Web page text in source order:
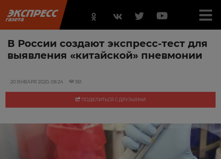
В России создают экспресс-тест для
выявления «китайской» пневмонии
20 ЯНВАРЯ 2020, 08:24 361
ПОДЕЛИТЬСЯ С ДРУЗЬЯМИ